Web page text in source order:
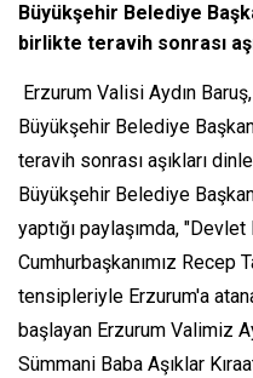
Büyükşehir Belediye
birlikte teravih sonrası
Erzurum Valisi Aydın
Büyükşehir Belediye
teravih sonrası aşıkları
Büyükşehir Belediye
yaptığı paylaşımda, "Devlet
Cumhurbaşkanımız Recep
tensipleriyle Erzurum'a
başlayan Erzurum Valimiz
Sümmani Baba Aşıklar